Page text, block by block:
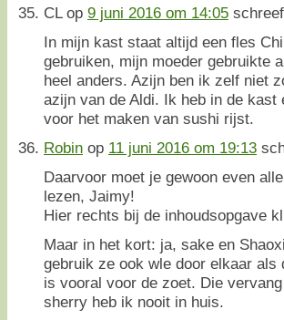
CLop 9 juni 2016 om 14:05
In mijn kast staat altijd een fles
gebruiken, mijn moeder gebruikte
heel anders. Azijn ben ik zelf niet
azijn van de Aldi. Ik heb in de kast
voor het maken van sushi rijst.
Robin op 11 juni 2016 om 19:13
Daarvoor moet je gewoon even
lezen, Jaimy!
Hier rechts bij de inhoudsopgave
Maar in het kort: ja, sake en
gebruik ze ook wle door elkaar
is vooral voor de zoet. Die
sherry heb ik nooit in huis.